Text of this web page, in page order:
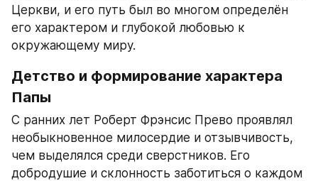
Церкви, и его путь был во многом определён
его характером и глубокой любовью к
окружающему миру.
Детство и формирование характера
Папы
С ранних лет Роберт Фрэнсис Прево проявлял
необыкновенное милосердие и отзывчивость,
чем выделялся среди сверстников. Его
добродушие и склонность заботиться о каждом